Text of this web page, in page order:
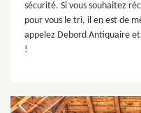
sécurité. Si vous souhaitez
pour vous le tri, il en est de
appelez Debord Antiquaire
!